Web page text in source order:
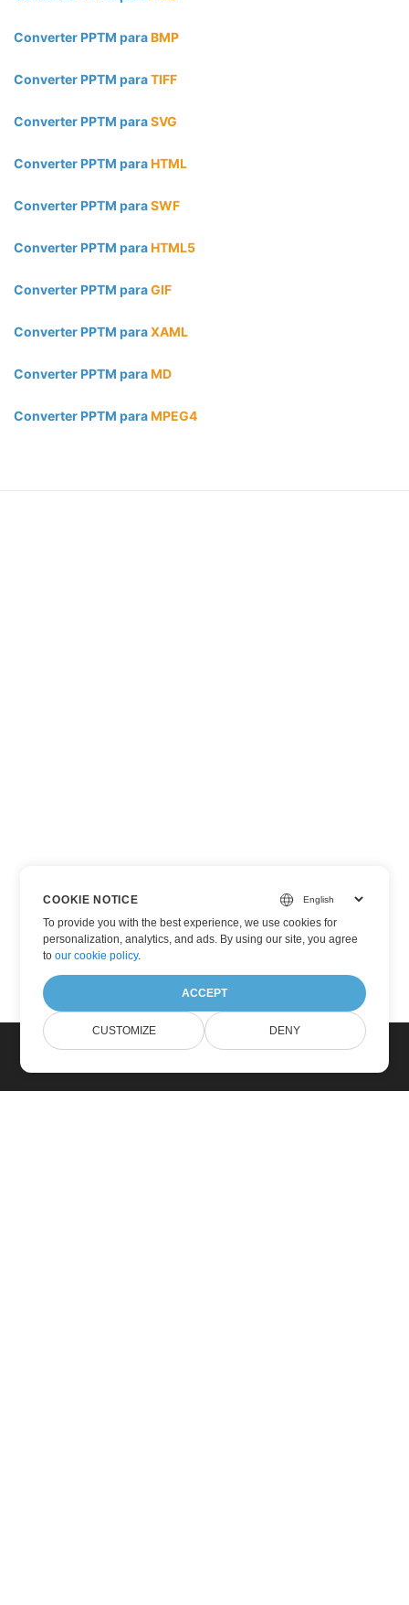
Converter PPTM paraBMP
Converter PPTM paraTIFF
Converter PPTM paraSVG
Converter PPTM paraHTML
Converter PPTM paraSWF
Converter PPTM paraHTML5
Converter PPTM paraGIF
Converter PPTM paraXAML
Converter PPTM paraMD
Converter PPTM paraMPEG4
COOKIE NOTICE
To provide you with the best experience, we use cookies for
personalization, analytics, and ads. By using our site, you agree
toour cookie policy.
ACCEPT
CUSTOMIZE DENY